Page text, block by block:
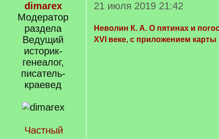
dimarex
Модератор
раздела
Ведущий
историк-
генеалог,
писатель-
краевед
Частный
21 июля 2019 21:42
Неволин К. А. О пятинах и
XVI веке, с приложением карты